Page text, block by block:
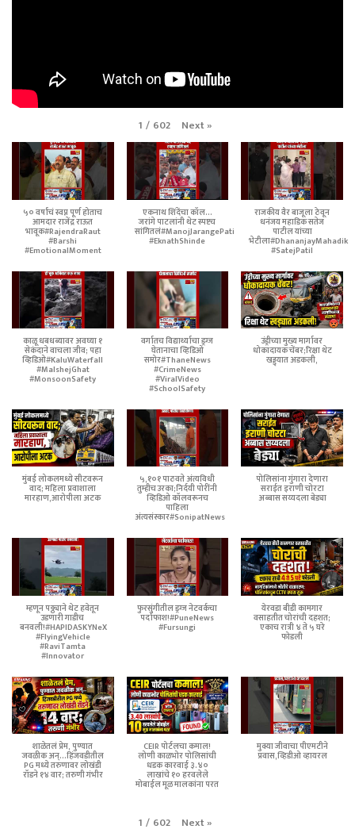
1 / 602 Next»
५० वर्षांचं स्वप्न पूर्ण होताच
आमदार राजेंद्र राऊत
भावूक#RajendraRaut
#Barshi
#EmotionalMoment
एकनाथ शिंदेंचा कॉल...
जरांगे पाटलांनी थेट स्पष्टच
सांगितलं#ManojJarangePatil
#EknathShinde
राजकीय वैर बाजूला ठेवून
धनंजय महाडिक सतेज
पाटील यांच्या
भेटीला#DhananjayMahadik
#SatejPatil
काळू धबधब्यावर अवघ्या १
सेकंदाने वाचला जीव; पहा
व्हिडिओ#KaluWaterfall
#MalshejGhat
#MonsoonSafety
वर्गातच विद्यार्थ्याचा ड्रग्ज
घेतानाचा व्हिडिओ
समोर#ThaneNews
#CrimeNews
#ViralVideo
#SchoolSafety
उंड्रीच्या मुख्य मार्गावर
धोकादायक चेंबर;रिक्षा थेट
खड्ड्यात अडकली,
मुंबई लोकलमध्ये सीटवरून
वाद; महिला प्रवाशाला
मारहाण,आरोपीला अटक
५,१०१ पाठवते अंत्यविधी
तुम्हीच उरका;निर्दयी पोरींनी
व्हिडिओ कॉलवरूनच
पाहिला
अंत्यसंस्कार#SonipatNews
पोलिसांना गुंगारा देणारा
सराईत इराणी चोरटा
अब्बास सय्यदला बेड्या
म्हणून पठ्ठ्याने थेट हवेतून
उडणारी गाडीच
बनवली!#HAPIDASKYNeX
#FlyingVehicle
#RaviTamta
#Innovator
फुरसुंगीतील ड्रग्ज नेटवर्कचा
पर्दाफाश!#PuneNews
#Fursungi
येरवडा बीडी कामगार
वसाहतीत चोरांची दहशत;
एकाच रात्री ४ ते ५ घरे
फोडली
शाळेतलं प्रेम, पुण्यात
जवळीक अन्...हिंजवडीतील
PG मध्ये तरुणावर लोखंडी
रॉडने १४ वार; तरुणी गंभीर
CEIR पोर्टलचा कमाल!
लोणी काळभोर पोलिसांची
धडक कारवाई ३.४०
लाखांचे १० हरवलेले
मोबाईल मूळ मालकांना परत
मुक्या जीवाचा पीएमटीने
प्रवास,व्हिडीओ व्हायरल
1 / 602 Next»